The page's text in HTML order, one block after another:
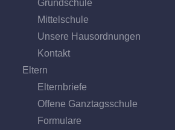
Grund­schule
Mittel­schule
Unsere Hausordnungen
Kontakt
Eltern
Elternbriefe
Offene Ganz­tags­schule
Formulare